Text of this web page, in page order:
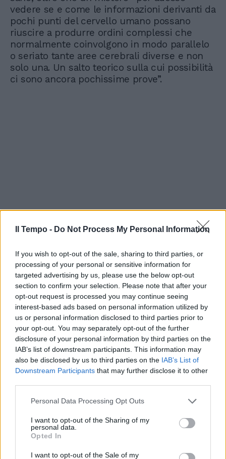
Il Tempo - Do Not Process My Personal Information
If you wish to opt-out of the sale, sharing to third parties, or
processing of your personal or sensitive information for
targeted advertising by us, please use the below opt-out
section to confirm your selection. Please note that after your
opt-out request is processed you may continue seeing
interest-based ads based on personal information utilized by
us or personal information disclosed to third parties prior to
your opt-out. You may separately opt-out of the further
disclosure of your personal information by third parties on the
IAB’s list of downstream participants. This information may
also be disclosed by us to third parties on the IAB’s List of
Downstream Participants that may further disclose it to other
Personal Data Processing Opt Outs
I want to opt-out of the Sharing of my
personal data.
Opted In
I want to opt-out of the Sale of my
vedere se e come le informazioni derivanti da
pochi punti del cervello umano possano
riuscire a produrre ordini complessi che
normalmente coinvolgono in modo parallelo
o seriato tante aree cerebrali diverse e non
solo una. Un salto teorico sulla cui possibilità
ci sono ancora pochissime prove”.